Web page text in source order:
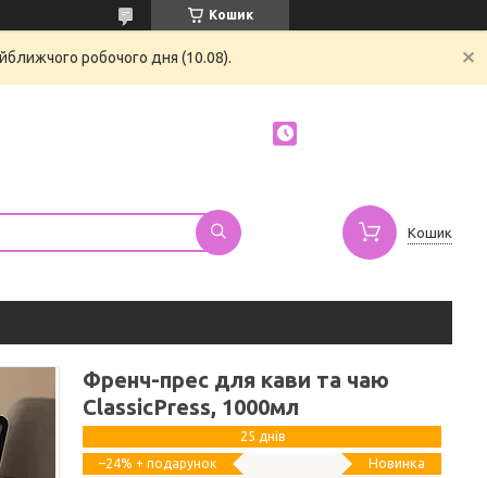
Кошик
робочого дня (10.08).
Кошик
Френч-прес для кави та чаю
ClassicPress, 1000мл
Новинка
25 днів
–24%